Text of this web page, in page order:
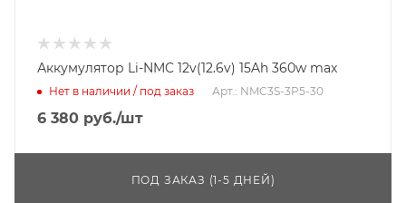
Аккумулятор Li-NMC 12v(12.6v) 15Ah 360w max
Нет в наличии / под заказ Арт.: NMC3S-3P5-30
6 380 руб./шт
ПОД ЗАКАЗ (1-5 ДНЕЙ)